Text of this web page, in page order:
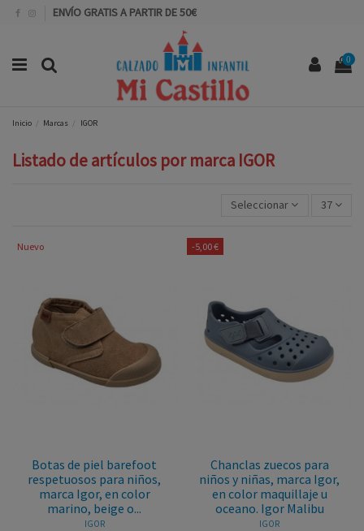
ENVÍO GRATIS A PARTIR DE 50€
0
Inicio Marcas IGOR
Listado de artículos por marca IGOR
Seleccionar 37
Nuevo
Botas de piel barefoot
respetuosos para niños,
marca Igor, en color
marino, beige o...
IGOR
-5,00 €
Chanclas zuecos para
niños y niñas, marca Igor,
en color maquillaje u
oceano. Igor Malibu
IGOR